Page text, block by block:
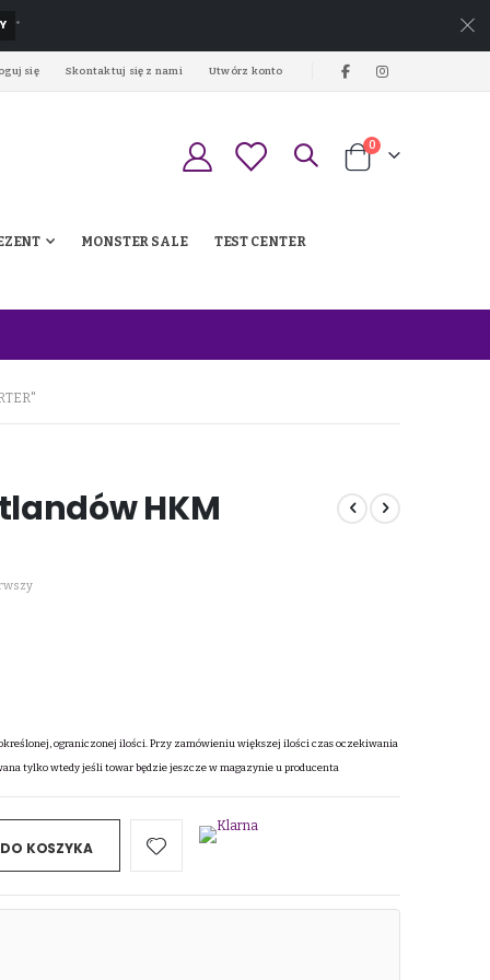
*
się Skontaktuj się z nami Utwórz konto
Koszyk
0produkty
MONSTER SALE TEST CENTER
HKM
ograniczonej ilości. Przy zamówieniu większej ilości czas oczekiwania
tylko wtedy jeśli towar będzie jeszcze w magazynie u producenta
KOSZYKA